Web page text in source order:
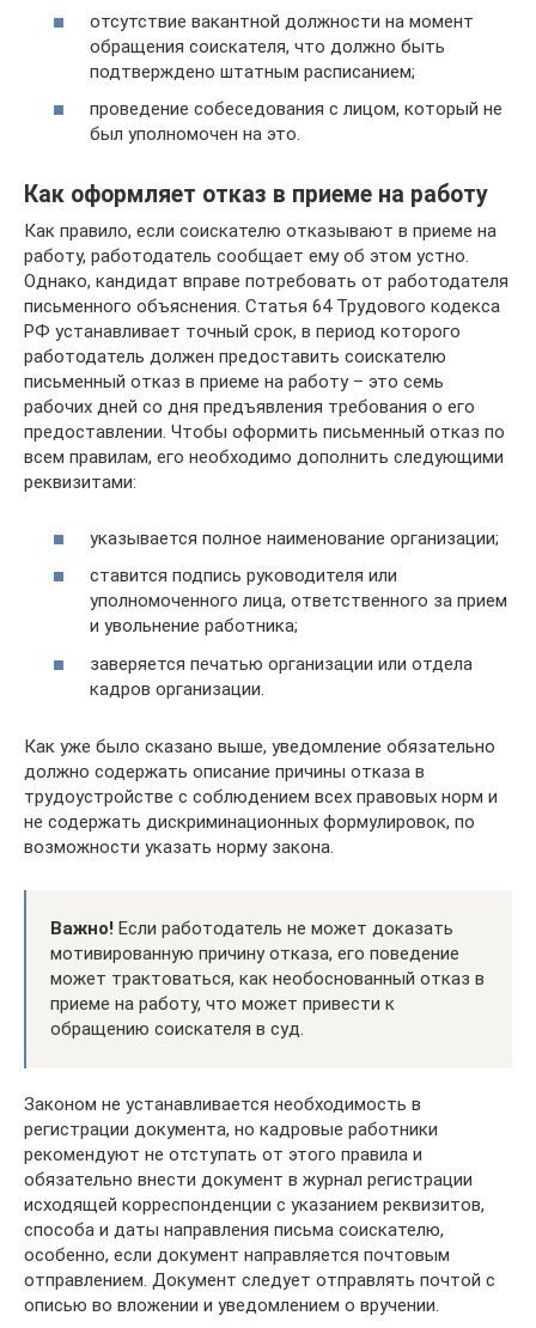
отсутствие вакантной должности на момент
обращения соискателя, что должно быть
подтверждено штатным расписанием;
проведение собеседования с лицом, который не
был уполномочен на это.
Как оформляет отказ в приеме на работу
Как правило, если соискателю отказывают в приеме на
работу, работодатель сообщает ему об этом устно.
Однако, кандидат вправе потребовать от работодателя
письменного объяснения. Статья 64 Трудового кодекса
РФ устанавливает точный срок, в период которого
работодатель должен предоставить соискателю
письменный отказ в приеме на работу – это семь
рабочих дней со дня предъявления требования о его
предоставлении. Чтобы оформить письменный отказ по
всем правилам, его необходимо дополнить следующими
реквизитами:
указывается полное наименование организации;
ставится подпись руководителя или
уполномоченного лица, ответственного за прием
и увольнение работника;
заверяется печатью организации или отдела
кадров организации.
Как уже было сказано выше, уведомление обязательно
должно содержать описание причины отказа в
трудоустройстве с соблюдением всех правовых норм и
не содержать дискриминационных формулировок, по
возможности указать норму закона.
Важно! Если работодатель не может доказать
мотивированную причину отказа, его поведение
может трактоваться, как необоснованный отказ в
приеме на работу, что может привести к
обращению соискателя в суд.
Законом не устанавливается необходимость в
регистрации документа, но кадровые работники
рекомендуют не отступать от этого правила и
обязательно внести документ в журнал регистрации
исходящей корреспонденции с указанием реквизитов,
способа и даты направления письма соискателю,
особенно, если документ направляется почтовым
отправлением. Документ следует отправлять почтой с
описью во вложении и уведомлением о вручении.